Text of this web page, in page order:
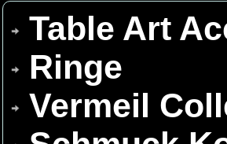
Table Art
Ringe
Vermeil